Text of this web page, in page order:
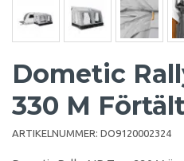
Dometic
330 M
ARTIKELNUMMER: DO9120002324